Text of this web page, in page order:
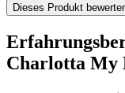
Dieses Produkt
Charlotta My